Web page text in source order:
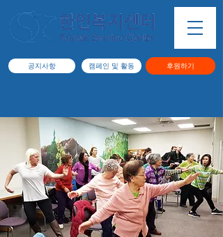
공지사항 캠페인 및 활동 후원하기